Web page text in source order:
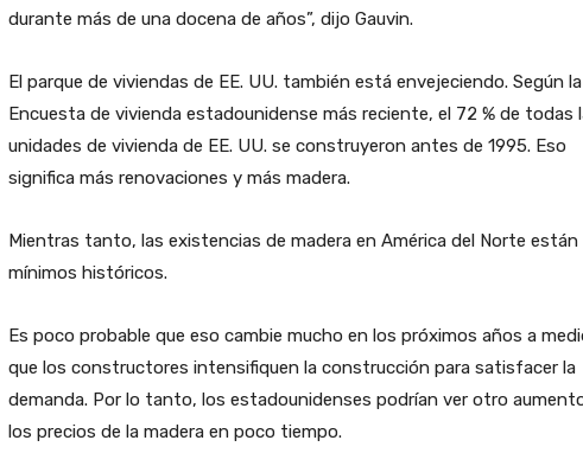
durante más de una docena de años”, dijo Gauvin.
El parque de viviendas de EE. UU. también está envejeciendo. Según la
Encuesta de vivienda estadounidense más reciente, el 72 % de todas
unidades de vivienda de EE. UU. se construyeron antes de 1995. Eso
significa más renovaciones y más madera.
Mientras tanto, las existencias de madera en América del Norte están
mínimos históricos.
Es poco probable que eso cambie mucho en los próximos años a
que los constructores intensifiquen la construcción para satisfacer la
demanda. Por lo tanto, los estadounidenses podrían ver otro
los precios de la madera en poco tiempo.